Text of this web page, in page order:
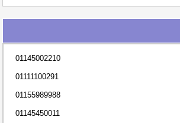
01145002210
01111100291
01155989988
01145450011